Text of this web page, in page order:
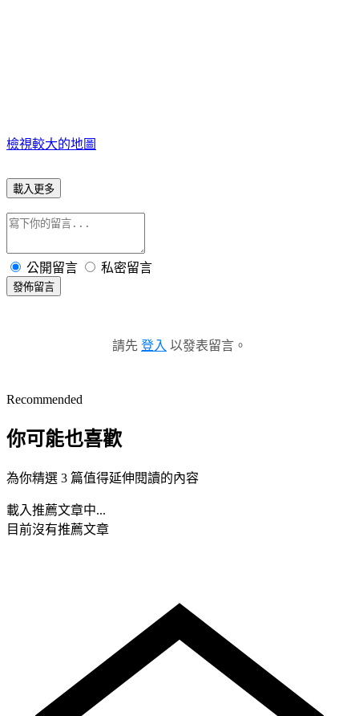
檢視較大的地圖
載入更多
公開留言 私密留言
發佈留言
請先 登入 以發表留言。
Recommended
你可能也喜歡
為你精選 3 篇值得延伸閱讀的內容
載入推薦文章中...
目前沒有推薦文章